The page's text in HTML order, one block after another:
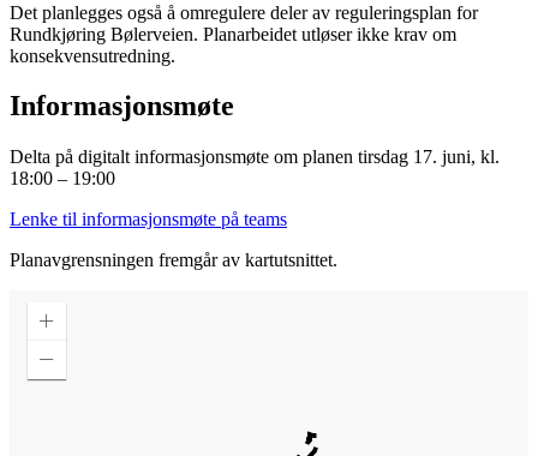
Det planlegges også å omregulere deler av reguleringsplan for
Rundkjøring Bølerveien. Planarbeidet utløser ikke krav om
konsekvensutredning.
Informasjonsmøte
Delta på digitalt informasjonsmøte om planen tirsdag 17. juni, kl.
18:00 – 19:00
Lenke til informasjonsmøte på teams
Planavgrensningen fremgår av kartutsnittet.